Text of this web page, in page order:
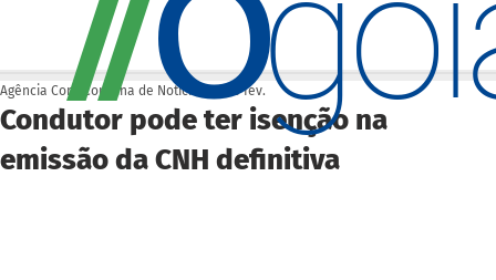
Condutor pode ter isenção na
emissão da CNH definitiva
Agência Cora Coralina de Notícias 24 de fev.